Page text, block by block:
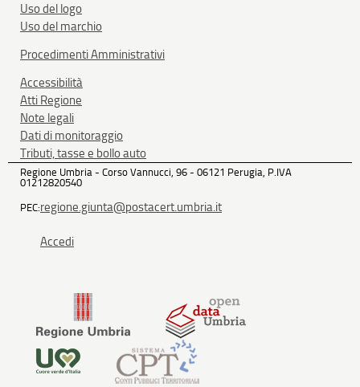
Uso del logo
Uso del marchio
Procedimenti Amministrativi
Accessibilità
Atti Regione
Note legali
Dati di monitoraggio
Tributi, tasse e bollo auto
Regione Umbria - Corso Vannucci, 96 - 06121 Perugia, P.IVA
01212820540
PEC:regione.giunta@postacert.umbria.it
Accedi